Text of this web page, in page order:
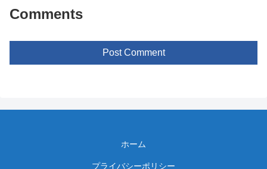
Comments
Post Comment
ホーム
プライバシーポリシー